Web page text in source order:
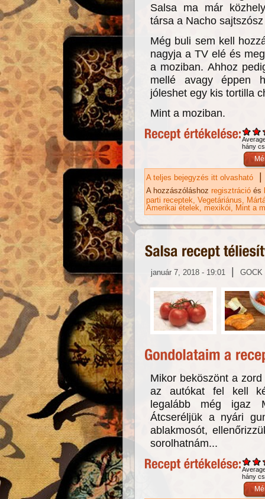
Salsa ma már
társa a Nacho
Még buli sem kell
nagyja a TV elé és
a moziban. Ahhoz
mellé avagy éppen
jóleshet egy kis tortilla
Mint a moziban.
hány
A teljes bejegyzés itt olvasható |
A hozzászóláshoz regisztráció és
parti receptek Vegetáriánus
Amerikai ételek mexikói Mint a
január 7, 2018 - 19:01 | GOCK
Mikor beköszönt a
az autókat fel kell
legalább még igaz
Átcseréljük a nyári
ablakmosót,
sorolhatnám...
hány